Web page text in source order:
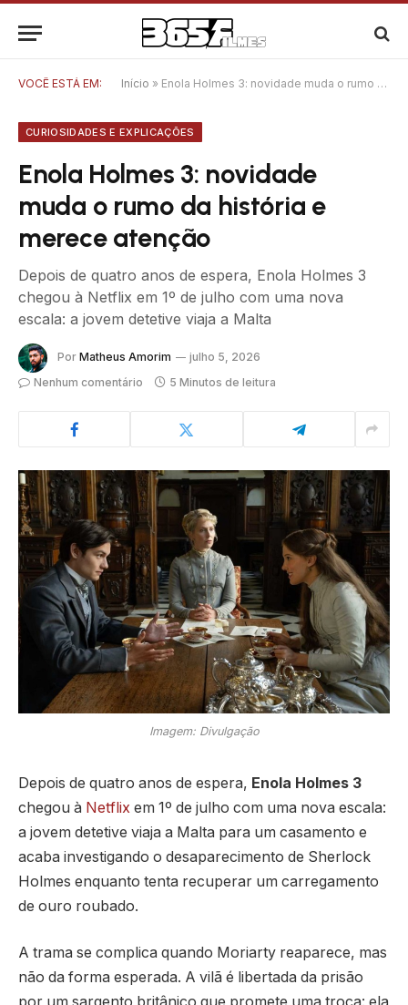
VOCÊ ESTÁ EM: Início » Enola Holmes 3: novidade muda o rumo da história e merece atenção
CURIOSIDADES E EXPLICAÇÕES
Enola Holmes 3: novidade
muda o rumo da história e
merece atenção
Depois de quatro anos de espera, Enola Holmes 3
chegou à Netflix em 1º de julho com uma nova
escala: a jovem detetive viaja a Malta
Por Matheus Amorim
julho 5, 2026
Nenhum comentário
5 Minutos de leitura
Imagem: Divulgação
Depois de quatro anos de espera, Enola Holmes 3
chegou à Netflix em 1º de julho com uma nova escala:
a jovem detetive viaja a Malta para um casamento e
acaba investigando o desaparecimento de Sherlock
Holmes enquanto tenta recuperar um carregamento
de ouro roubado.
A trama se complica quando Moriarty reaparece, mas
não da forma esperada. A vilã é libertada da prisão